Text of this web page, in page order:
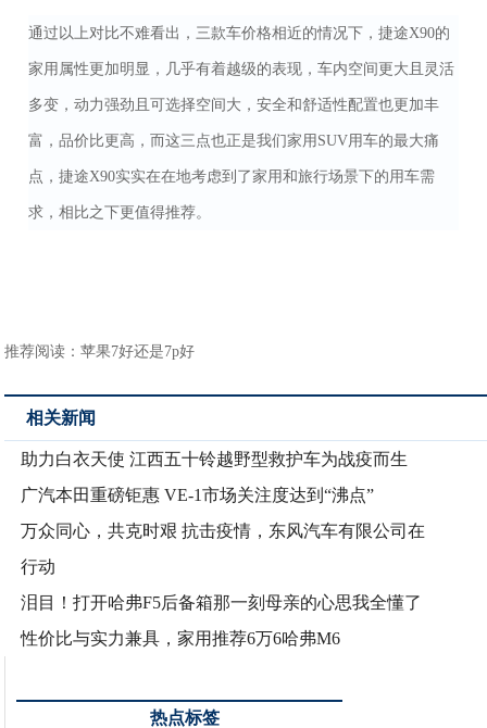
通过以上对比不难看出，三款车价格相近的情况下，捷途X90的
家用属性更加明显，几乎有着越级的表现，车内空间更大且灵活
多变，动力强劲且可选择空间大，安全和舒适性配置也更加丰
富，品价比更高，而这三点也正是我们家用SUV用车的最大痛
点，捷途X90实实在在地考虑到了家用和旅行场景下的用车需
求，相比之下更值得推荐。
推荐阅读：苹果7好还是7p好
相关新闻
助力白衣天使 江西五十铃越野型救护车为战疫而生
广汽本田重磅钜惠 VE-1市场关注度达到“沸点”
万众同心，共克时艰 抗击疫情，东风汽车有限公司在
行动
泪目！打开哈弗F5后备箱那一刻母亲的心思我全懂了
性价比与实力兼具，家用推荐6万6哈弗M6
热点标签